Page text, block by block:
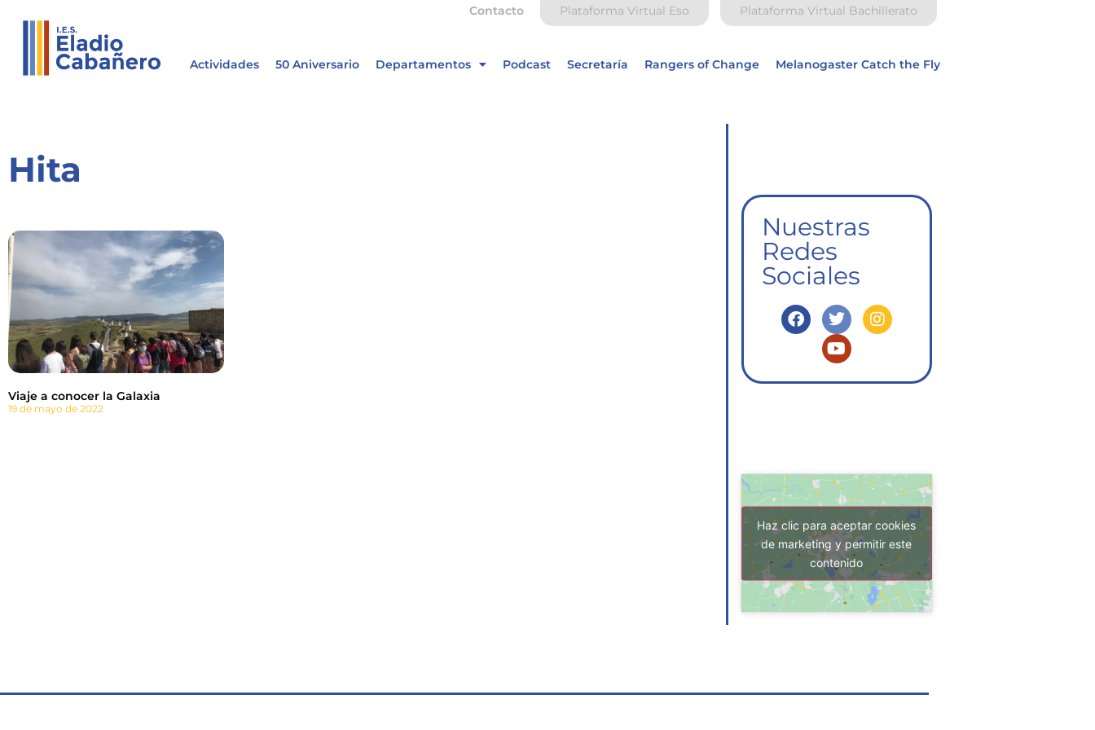
Contacto Plataforma Virtual Eso Plataforma Virtual Bachillerato
Actividades 50 Aniversario Departamentos Podcast Secretaría Rangers of Change Melanogaster Catch the Fly
Hita
Viaje a conocer la Galaxia
19 de mayo de 2022
Nuestras
Redes
Sociales
Haz clic para aceptar cookies
de marketing y permitir este
contenido